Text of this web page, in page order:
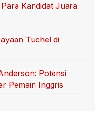
Kandidat Juara
Tuchel di
Potensi
Pemain Inggris